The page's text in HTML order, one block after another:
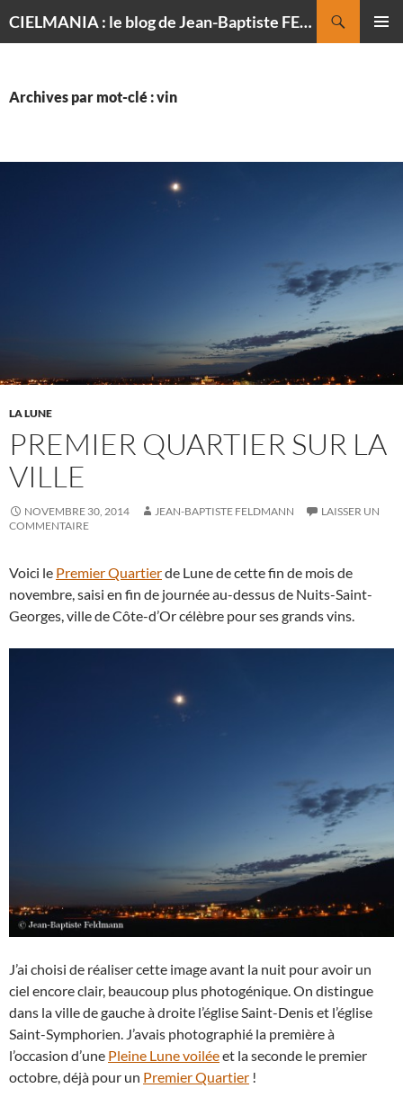
CIELMANIA : le blog de Jean-Baptiste FELDMANN, photographe du ciel
Archives par mot-clé : vin
LA LUNE
PREMIER QUARTIER SUR LA
VILLE
NOVEMBRE 30, 2014 JEAN-BAPTISTE FELDMANN
LAISSER UN
COMMENTAIRE
Voici le Premier Quartierde Lune de cette fin de mois de
novembre, saisi en fin de journée au-dessus de Nuits-Saint-
Georges, ville de Côte-d’Or célèbre pour ses grands vins.
J’ai choisi de réaliser cette image avant la nuit pour avoir un
ciel encore clair, beaucoup plus photogénique. On distingue
dans la ville de gauche à droite l’église Saint-Denis et l’église
Saint-Symphorien. J’avais photographié la première à
l’occasion d’une Pleine Lune voiléeet la seconde le premier
octobre, déjà pour un Premier Quartier !